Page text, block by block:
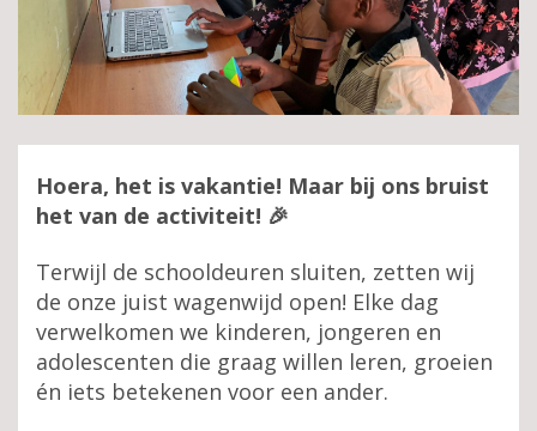
Hoera, het is vakantie! Maar bij ons bruist
het van de activiteit! 🎉
Terwijl de schooldeuren sluiten, zetten wij
de onze juist wagenwijd open! Elke dag
verwelkomen we kinderen, jongeren en
adolescenten die graag willen leren, groeien
én iets betekenen voor een ander.